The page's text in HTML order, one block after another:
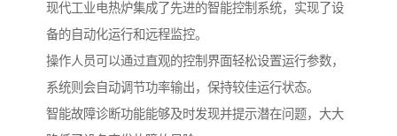
现代工业电热炉集成了先进的智能控制系统，实现了设
备的自动化运行和远程监控。
操作人员可以通过直观的控制界面轻松设置运行参数，
系统则会自动调节功率输出，保持较佳运行状态。
智能故障诊断功能能够及时发现并提示潜在问题，大大